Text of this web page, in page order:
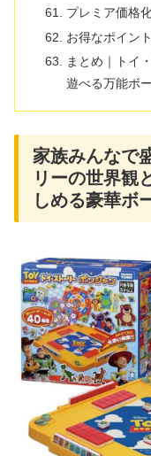
プレミア価格
お得なポイン
まとめ｜トイ
遊べる万能ボ
家族みんなで
リーの世界観
しめる豪華ボ